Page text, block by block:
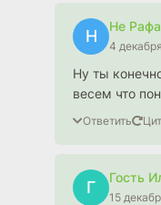
Н
Не
4
Ну ты
весем что
Ответить
Г
Гость
15